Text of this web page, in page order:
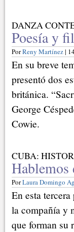
DANZA
Poesía y
PorReny Martínez|
En su breve
presentó dos
británica.
George
Cowie.
CUBA:
PorLaura Domingo
En esta
la compañía y
que forman su